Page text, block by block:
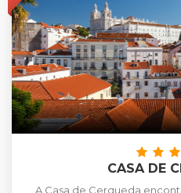
CASA DE
A Casa de Cerqueda